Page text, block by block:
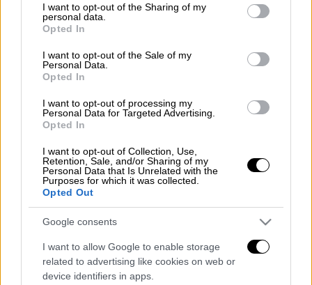
not limited to your visit or usage behaviour. You may click to
grant or deny consent to Google and its third-party tags to
use your data for below specified purposes in below Google
consent section.
I want to opt-out of the Sharing of my
personal data.
Opted In
I want to opt-out of the Sale of my
Personal Data.
Opted In
I want to opt-out of processing my
Personal Data for Targeted Advertising.
Opted In
I want to opt-out of Collection, Use,
Retention, Sale, and/or Sharing of my
Personal Data that Is Unrelated with the
Purposes for which it was collected.
Opted Out
Google consents
I want to allow Google to enable storage
related to advertising like cookies on web or
device identifiers in apps.
Σαν σήμερα το 1991 διεξήχθη το
επεισοδιακό παιχνίδι Ολυμπιακός -
Αθηναϊκός (2-2) που δεν τελείωσε ποτέ με
επιστήμονες τους φίλους των
ερυθρόλευκων.
Διαβάστε περισσότερα στοsdna.gr
Διαβάστε ακόμη
Επιστήμονες ανακάλυψαν τον τέταρτο
γνωστό τύπο μεταδοτικού καρκίνου στον
Μουντιάλ 2026: «Θα ανατινάξω τον Μέσι με